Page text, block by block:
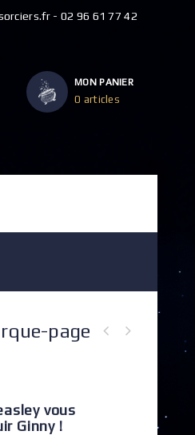
- 02 96 61 77 42
MON PANIER
0 articles
page
vous
Ginny !